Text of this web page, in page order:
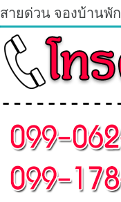
สายด่วน จองบ้านพัก